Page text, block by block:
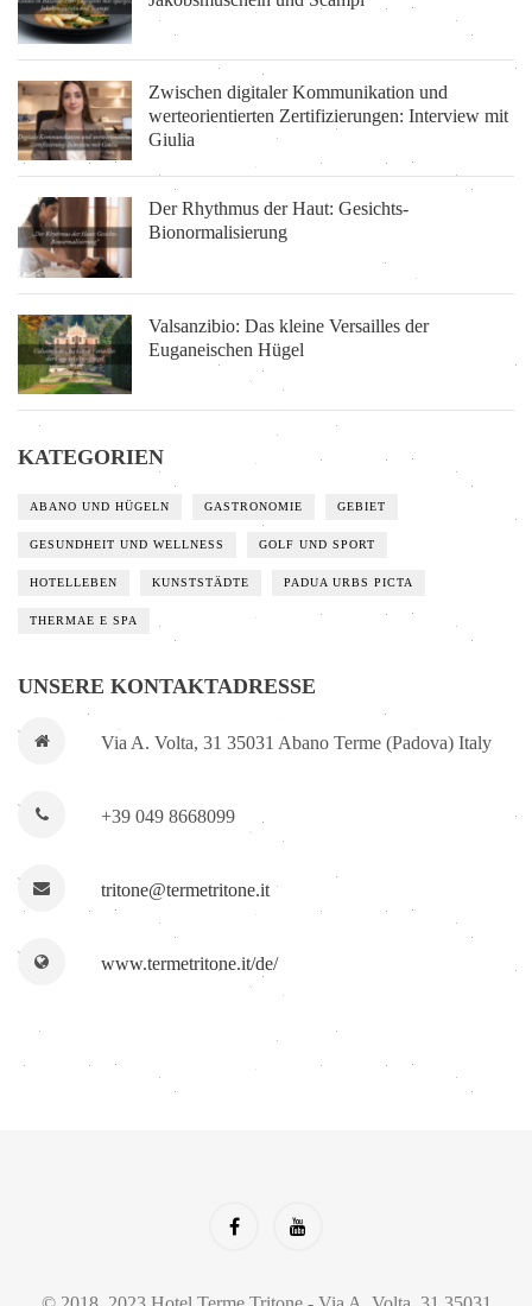
Zwischen digitaler Kommunikation und
werteorientierten Zertifizierungen: Interview mit
Giulia
Der Rhythmus der Haut: Gesichts-
Bionormalisierung
Valsanzibio: Das kleine Versailles der
Euganeischen Hügel
KATEGORIEN
ABANO UND HÜGELN GASTRONOMIE GEBIET
GESUNDHEIT UND WELLNESS GOLF UND SPORT
HOTELLEBEN KUNSTSTÄDTE PADUA URBS PICTA
THERMAE E SPA
UNSERE KONTAKTADRESSE
Via A. Volta, 31 35031 Abano Terme (Padova) Italy
+39 049 8668099
tritone@termetritone.it
www.termetritone.it/de/